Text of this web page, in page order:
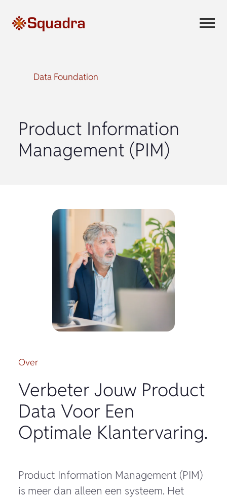
Data Foundation
Product Information
Management (PIM)
Over
Verbeter Jouw Product
Data Voor Een
Optimale Klantervaring.
Product Information Management (PIM)
is meer dan alleen een systeem. Het